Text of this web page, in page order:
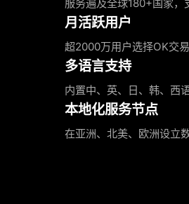
服务遍及全球180+国家，
月活跃用户
超2000万用户选择OK交
多语言支持
内置中、英、日、韩、西
本地化服务节点
在亚洲、北美、欧洲设立